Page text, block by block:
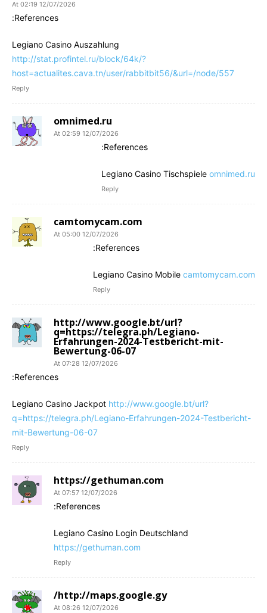
12/07/2026 At 02:19
References:
Legiano Casino Auszahlung
http://stat.profintel.ru/block/64k/?
host=actualites.cava.tn/user/rabbitbit56/&url=/node/557
Reply
omnimed.ru
12/07/2026 At 02:59
References:
Legiano Casino Tischspiele omnimed.ru
Reply
camtomycam.com
12/07/2026 At 05:00
References:
Legiano Casino Mobile camtomycam.com
Reply
http://www.google.bt/url?
q=https://telegra.ph/Legiano-
Erfahrungen-2024-Testbericht-mit-
Bewertung-06-07
12/07/2026 At 07:28
References:
Legiano Casino Jackpot http://www.google.bt/url?
q=https://telegra.ph/Legiano-Erfahrungen-2024-Testbericht-
mit-Bewertung-06-07
Reply
https://gethuman.com
12/07/2026 At 07:57
References:
Legiano Casino Login Deutschland
https://gethuman.com
Reply
http://maps.google.gy/
12/07/2026 At 08:26